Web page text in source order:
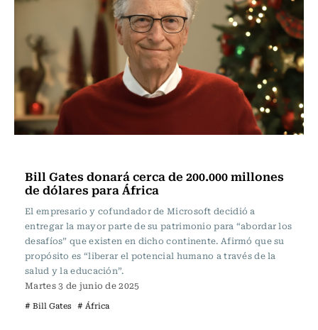
Bill Gates donará cerca de 200.000 millones
de dólares para África
El empresario y cofundador de Microsoft decidió a
entregar la mayor parte de su patrimonio para “abordar los
desafíos” que existen en dicho continente. Afirmó que su
propósito es “liberar el potencial humano a través de la
salud y la educación”.
Martes 3 de junio de 2025
# Bill Gates # África